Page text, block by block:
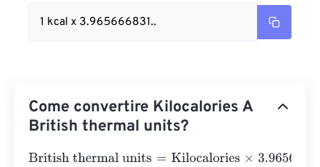
1 kcal x 3.965666831..
Come convertire Kilocalories A
British thermal units?
British thermal units=Kilocalories×3.9656668314